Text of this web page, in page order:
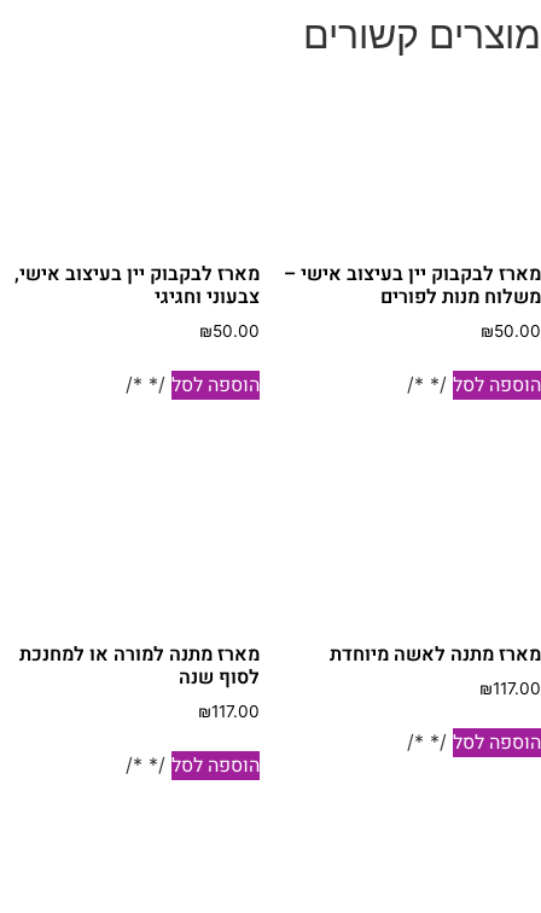
מוצרים קשורים
מארז לבקבוק יין בעיצוב אישי –
משלוח מנות לפורים
₪50.00
הוספה לסל /* */
מארז לבקבוק יין בעיצוב אישי,
צבעוני וחגיגי
₪50.00
הוספה לסל /* */
מארז מתנה לאשה מיוחדת
₪117.00
הוספה לסל /* */
מארז מתנה למורה או למחנכת
לסוף שנה
₪117.00
הוספה לסל /* */